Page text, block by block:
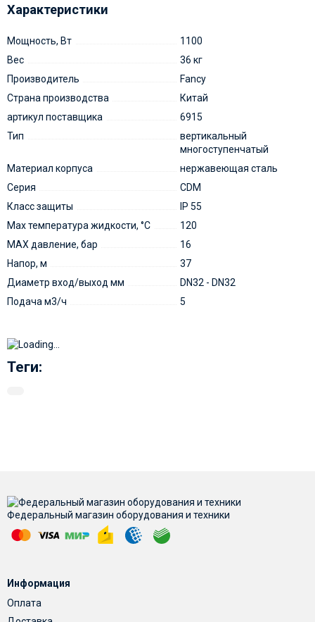
Характеристики
Мощность, Вт
1100
Вес
36 кг
Производитель
Fancy
Страна производства
Китай
артикул поставщика
6915
Тип
вертикальный
многоступенчатый
Материал корпуса
нержавеющая сталь
Серия
CDM
Класс защиты
IP 55
Мах температура жидкости, °С
120
MAX давление, бар
16
Напор, м
37
Диаметр вход/выход мм
DN32 - DN32
Подача м3/ч
5
Теги:
Федеральный магазин оборудования и техники
Информация
Оплата